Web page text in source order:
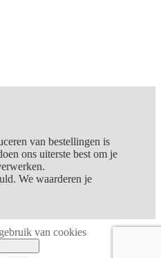
van bestellingen is
ons uiterste best om je
We waarderen je
van cookies